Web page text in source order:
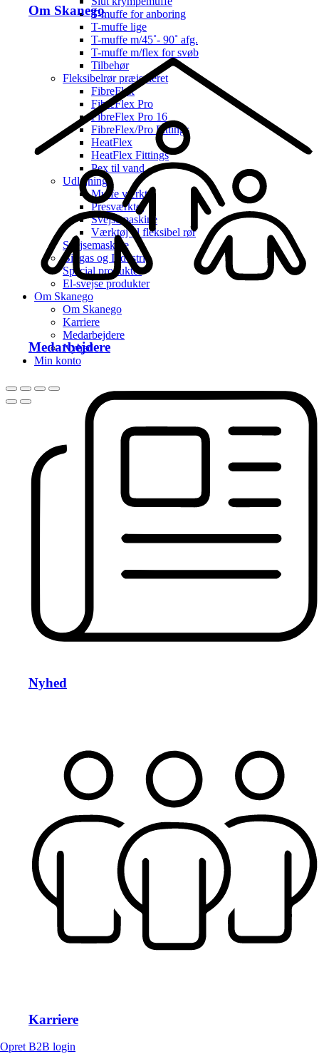
Om Skanego
Medarbejdere
Nyhed
Karriere
Opret B2B login
T-muffe for anboring
T-muffe lige
T-muffe m/45˚- 90˚ afg.
T-muffe m/flex for svøb
Tilbehør
Fleksibelrør præisoleret
FibreFlex
FibreFlex Pro
FibreFlex Pro 16
FibreFlex/Pro Fittings
HeatFlex
HeatFlex Fittings
Pex til vand
Udlejning
Muffe værktøj
Presværktøj
Svejsemaskine
Værktøj til fleksibel rør
Svejsemaskine
Biogas og Industri
Special produkter
El-svejse produkter
Om Skanego
Om Skanego
Karriere
Medarbejdere
Nyhed
Min konto